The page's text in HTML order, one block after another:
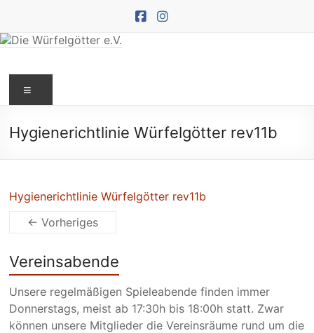
springen
Würfelgötter
e.V.
Hygienerichtlinie Würfelgötter rev11b
Hygienerichtlinie Würfelgötter rev11b
← Vorheriges
Vereinsabende
Unsere regelmäßigen Spieleabende finden immer
Donnerstags, meist ab 17:30h bis 18:00h statt. Zwar
können unsere Mitglieder die Vereinsräume rund um die